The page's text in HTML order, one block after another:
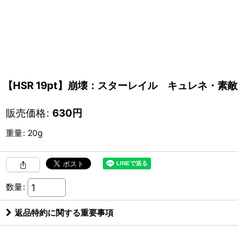
【HSR 19pt】崩壊：スターレイル キュレネ・素
販売価格: 630円
重量: 20g
数量:
返品特約に関する重要事項